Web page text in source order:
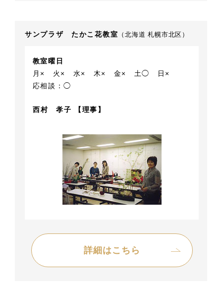
サンプラザ たかこ花教室 （北海道 札幌市北区）
教室曜日
月×
火× 水× 木× 金× 土◯
日×
応相談：◯
西村 孝子 【理事】
詳細はこちら